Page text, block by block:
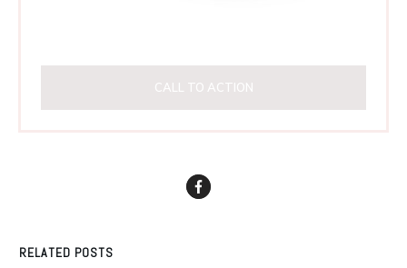
CALL TO ACTION
RELATED POSTS